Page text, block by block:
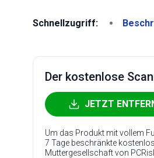
Schnellzugriff:
Der kostenlose
JETZT
Um das Produkt mit vollem
7 Tage beschränkte
Muttergesellschaft von